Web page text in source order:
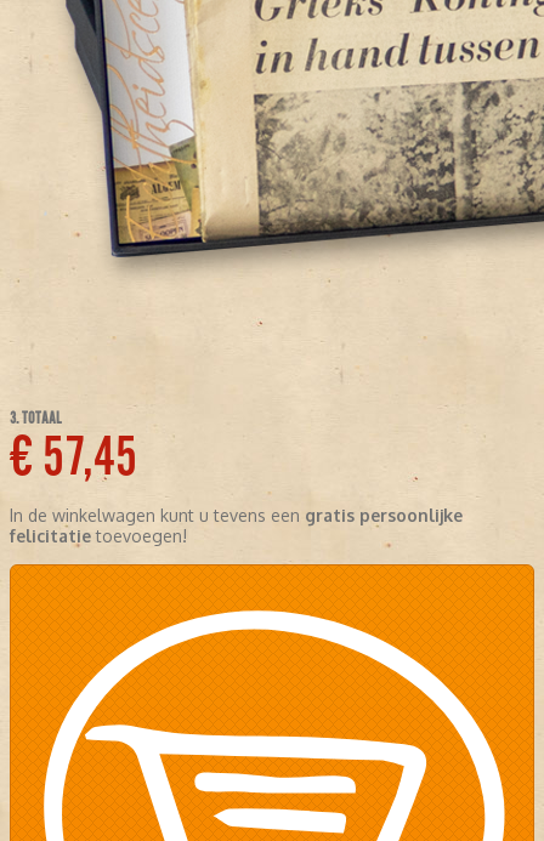
3. TOTAAL
€ 57,45
In de winkelwagen kunt u tevens een gratis persoonlijke
felicitatietoevoegen!